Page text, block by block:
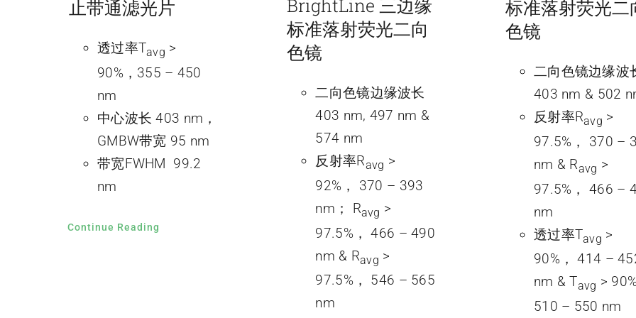
止带通滤光片
透过率Tavg >
90%，355 – 450
nm
中心波长 403 nm，
GMBW带宽 95 nm
带宽FWHM 99.2
nm
Continue Reading
BrightLine 三边缘
标准落射荧光二向
色镜
二向色镜边缘波长
403 nm, 497 nm &
574 nm
反射率Ravg >
92%， 370 – 393
nm； Ravg >
97.5%， 466 – 490
nm & Ravg >
97.5%， 546 – 565
nm
标准落射荧光二
色镜
二向色镜边缘波
403 nm & 502
反射率Ravg >
97.5%， 370 –
nm & Ravg >
97.5%， 466 –
nm
透过率Tavg >
90%， 414 –
nm & Tavg >
510 – 550 nm